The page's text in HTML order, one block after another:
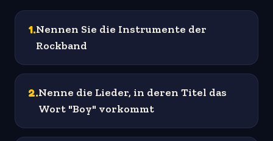
1.Nennen Sie die Instrumente der
Rockband
2.Nenne die Lieder, in deren Titel das
Wort "Boy" vorkommt